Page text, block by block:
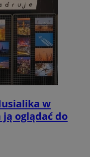
w
oglądać do